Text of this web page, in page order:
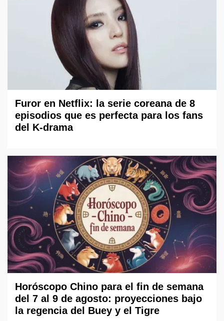
Furor en Netflix: la serie coreana de 8
episodios que es perfecta para los fans
del K-drama
Horóscopo Chino para el fin de semana
del 7 al 9 de agosto: proyecciones bajo
la regencia del Buey y el Tigre